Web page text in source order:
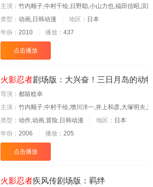
主演： 竹内顺子,中村千绘,日野聪,小山力也,福田信昭,滨
类型： 动画,日韩动漫 地区： 日本
年份： 2010 播放： 437
点击播放
火影忍者剧场版：大兴奋！三日月岛的动
导演： 都留稔幸
主演： 竹内顺子,中村千绘,增川洋一,井上和彦,大塚明夫,
类型： 动作,动画,冒险,日韩动漫 地区： 日本
年份： 2006 播放： 205
点击播放
火影忍者疾风传剧场版：羁绊